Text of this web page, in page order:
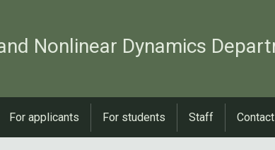
Nonlinear Dynamics
For applicants For students Staff